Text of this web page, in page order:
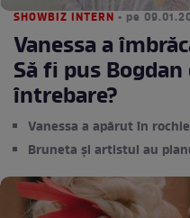
SHOWBIZ INTERN • pe
Vanessa a
Să fi pus
întrebare?
Vanessa a apărut în
Bruneta și artistul au